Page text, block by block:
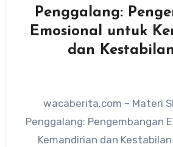
Penggalang:
Emosional untuk
dan
wacaberita.com – Materi
Penggalang: Pengembangan
Kemandirian dan